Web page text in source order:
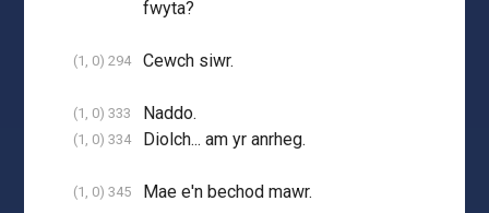
fwyta?
(1, 0) 294 Cewch siwr.
(1, 0) 333 Naddo.
(1, 0) 334 Diolch... am yr anrheg.
(1, 0) 345 Mae e'n bechod mawr.